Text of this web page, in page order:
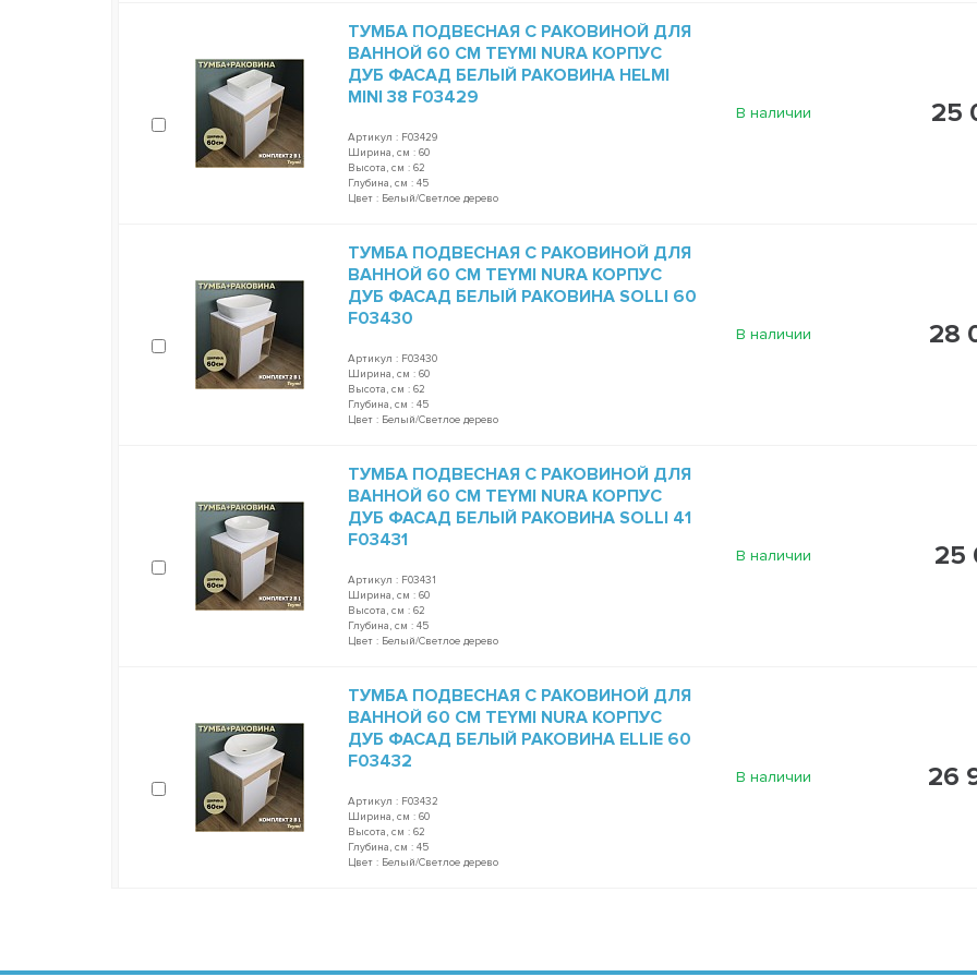
ТУМБА ПОДВЕСНАЯ С РАКОВИНОЙ ДЛЯ
ВАННОЙ 60 СМ TEYMI NURA КОРПУС
ДУБ ФАСАД БЕЛЫЙ РАКОВИНА HELMI
MINI 38 F03429
Артикул : F03429
Ширина, см : 60
Высота, см : 62
Глубина, см : 45
Цвет : Белый/Светлое дерево
В наличии 25
ТУМБА ПОДВЕСНАЯ С РАКОВИНОЙ ДЛЯ
ВАННОЙ 60 СМ TEYMI NURA КОРПУС
ДУБ ФАСАД БЕЛЫЙ РАКОВИНА SOLLI 60
F03430
Артикул : F03430
Ширина, см : 60
Высота, см : 62
Глубина, см : 45
Цвет : Белый/Светлое дерево
В наличии 28
ТУМБА ПОДВЕСНАЯ С РАКОВИНОЙ ДЛЯ
ВАННОЙ 60 СМ TEYMI NURA КОРПУС
ДУБ ФАСАД БЕЛЫЙ РАКОВИНА SOLLI 41
F03431
Артикул : F03431
Ширина, см : 60
Высота, см : 62
Глубина, см : 45
Цвет : Белый/Светлое дерево
В наличии 25
ТУМБА ПОДВЕСНАЯ С РАКОВИНОЙ ДЛЯ
ВАННОЙ 60 СМ TEYMI NURA КОРПУС
ДУБ ФАСАД БЕЛЫЙ РАКОВИНА ELLIE 60
F03432
Артикул : F03432
Ширина, см : 60
Высота, см : 62
Глубина, см : 45
Цвет : Белый/Светлое дерево
В наличии 26